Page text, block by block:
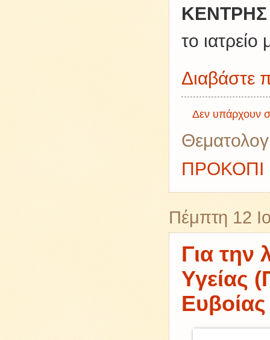
ΚΕΝΤΡΗΣ
το ιατρείο
Διαβάστε
Δεν υπάρχουν
ΠΡΟΚΟΠΙ
Πέμπτη 12
Για την
Υγείας
Ευβοίας